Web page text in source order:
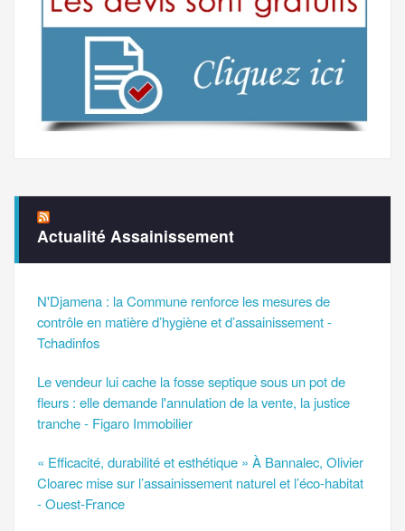
Actualité Assainissement
N'Djamena : la Commune renforce les mesures de
contrôle en matière d’hygiène et d’assainissement -
Tchadinfos
Le vendeur lui cache la fosse septique sous un pot de
fleurs : elle demande l'annulation de la vente, la justice
tranche - Figaro Immobilier
« Efficacité, durabilité et esthétique » À Bannalec, Olivier
Cloarec mise sur l’assainissement naturel et l’éco-habitat
- Ouest-France